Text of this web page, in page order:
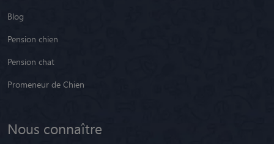
Blog
Pension chien
Pension chat
Promeneur de Chien
Nous connaître